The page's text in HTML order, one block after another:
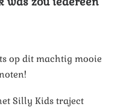
op dit machtig mooie
Silly Kids traject